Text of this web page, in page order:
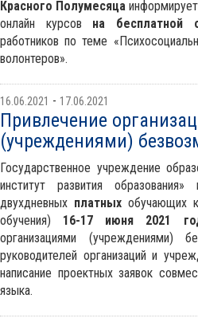
Красного Полумесяца
онлайн курсов на бесплатной
работников по теме
волонтеров».
16.06.2021 - 17.06.2021
Привлечение
(учреждениями)
Государственное учреждение
институт развития
двухдневных платных обучающих
обучения) 16-17 июня 2021
организациями (учреждениями)
руководителей организаций и
написание проектных заявок
языка.